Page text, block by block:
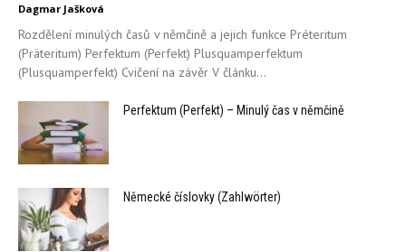
Dagmar Jašková
Rozdělení minulých časů v němčině a jejich funkce Préteritum
(Präteritum) Perfektum (Perfekt) Plusquamperfektum
(Plusquamperfekt) Cvičení na závěr V článku...
Perfektum (Perfekt) – Minulý čas v němčině
Německé číslovky (Zahlwörter)